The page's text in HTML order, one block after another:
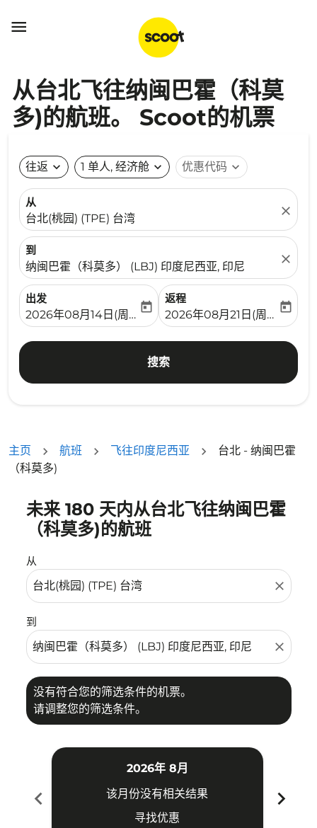

从台北飞往纳闽巴霍（科莫
多)的航班。 Scoot的机票
往返 expand_more 1 单人, 经济舱 expand_more 优惠代码 expand_more
从
台北(桃园) (TPE) 台湾
close
到
纳闽巴霍（科莫多） (LBJ) 印度尼西亚, 印尼
close
出发
fc-booking-departure-date-aria-label
2026年08月14日(周五)
today
返程
fc-booking-return-date-
2026年08月21日(周五)
today
搜索
主页 航班 飞往印度尼西亚
台北 - 纳闽巴霍
（科莫多)
未来 180 天内从台北飞往纳闽巴霍
（科莫多)的航班
从
close
到
close
没有符合您的筛选条件的机票。
请调整您的筛选条件。
没有符合您的筛选条件的机票。请调整您的筛选条件。
chevron_left
2026年 8月
该月份没有相关结果
寻找优惠
chevron_right